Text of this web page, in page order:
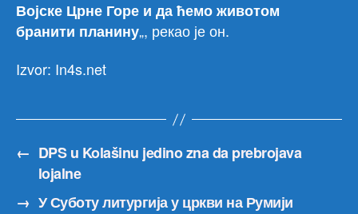
Војске Црне Горе и да ћемо животом
бранити планину„, рекао је он.
Izvor: In4s.net
← DPS u Kolašinu jedino zna da prebrojava
lojalne
→ У Суботу литургија у цркви на Румији